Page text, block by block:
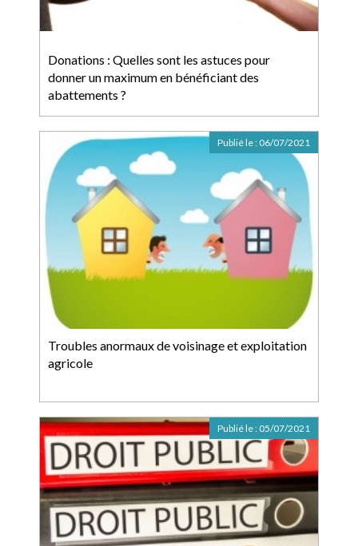
Donations : Quelles sont les astuces pour
donner un maximum en bénéficiant des
abattements ?
Troubles anormaux de voisinage et exploitation
agricole
Publié le : 06/07/2021
Publié le : 05/07/2021